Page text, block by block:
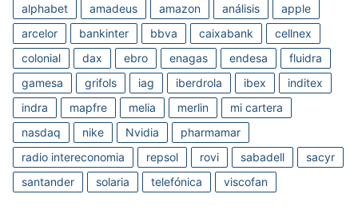
alphabet
amadeus amazon análisis
apple
arcelor
bankinter bbva caixabank
cellnex
colonial
dax ebro enagas endesa
fluidra
gamesa
grifols iag iberdrola ibex
inditex
indra
mapfre melia merlin
mi cartera
nasdaq
nike Nvidia
pharmamar
radio intereconomia
repsol rovi sabadell
sacyr
santander
solaria telefónica viscofan